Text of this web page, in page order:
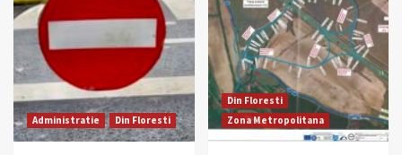
Administratie Din Floresti
Din Floresti
Zona Metropolitana